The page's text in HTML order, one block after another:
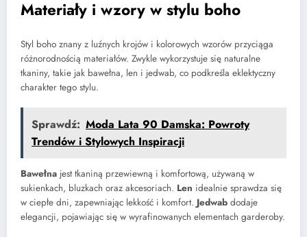
Materiały i wzory w stylu boho
Styl boho znany z luźnych krojów i kolorowych wzorów przyciąga
różnorodnością materiałów. Zwykle wykorzystuje się naturalne
tkaniny, takie jak bawełna, len i jedwab, co podkreśla eklektyczny
charakter tego stylu.
Sprawdź: Moda Lata 90 Damska: Powroty
Trendów i Stylowych Inspiracji
Bawełna jest tkaniną przewiewną i komfortową, używaną w
sukienkach, bluzkach oraz akcesoriach. Len idealnie sprawdza się
w ciepłe dni, zapewniając lekkość i komfort. Jedwab dodaje
elegancji, pojawiając się w wyrafinowanych elementach garderoby.